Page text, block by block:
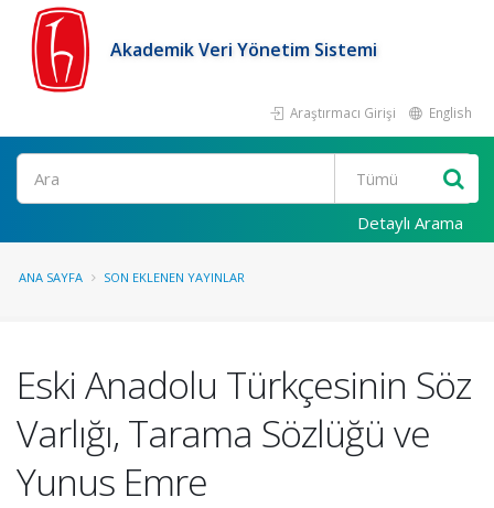
Akademik Veri Yönetim Sistemi
Araştırmacı Girişi English
Ara
Detaylı Arama
ANA SAYFA SON EKLENEN YAYINLAR
Eski Anadolu Türkçesinin Söz
Varlığı, Tarama Sözlüğü ve
Yunus Emre